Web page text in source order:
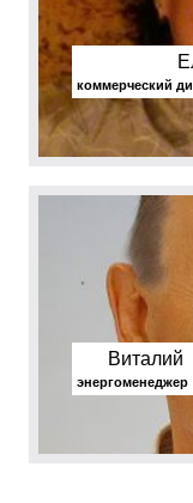
коммерческий
Виталий
энергоменеджер